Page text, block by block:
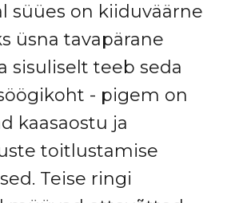
süües on kiiduväärne
üsna tavapärane
sisuliselt teeb seda
- pigem on
kaasaostu ja
toitlustamise
Teise ringi